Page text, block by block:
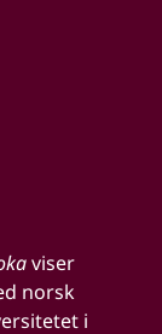
viser
norsk
i